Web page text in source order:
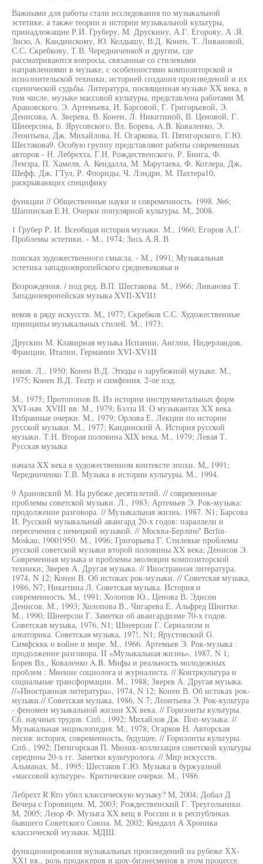
Важными для работы стали исследования по музыкальной
эстетике, а также теории и истории музыкальной культуры,
принадлежащие Р.И. Груберу, М. Друскину, А.Г. Егорову, А .Я.
Зисю, А. Кандинскому, Ю. Келдышу, В.Д. Конен, Т. Ливановой,
С.С. Скребкову, Т.В. Чередниченко8 и другим, где
рассматриваются вопросы, связанные со стилевыми
направлениями в музыке, с особенностями композиторской и
исполнительской техники, историей создания произведений и их
сценической судьбы. Литература, посвященная музыке XX века, в
том числе, музыке массовой культуры, представлена работами М.
Арановского, Э. Артемьева, И. Барсовой, Г. Григорьевой, Э.
Денисова, А. Зверева, В. Конен, Л. Никитиной, В. Ценовой, Г.
Шнеерсона, Б. Ярусовского, Вл. Борева, A.B. Коваленко, Э.
Леонтьева, Дж. Михайлова, Н. Огаркова, П. Пятигорского, Г.Ю.
Шестакова9. Особую группу представляют работы современных
авторов - Н. Лебрехта, Г.Н. Рождественского, Р. Бинга, Ф.
Лемэра, П. Хамеля, А. Кендалла, М. Марутаева, Ф. Котлера, Дж,
Шефф, Дж. ГТул, Р. Флориды, Ч. Лэндри, М. Пахтера10,
раскрывающих специфику
функции // Общественные науки и современность. 1998. №6;
Шапинская E.H. Очерки популярной культуры. М„ 2008.
1 Грубер Р. И. Всеобщая история музыки. М., 1960; Егоров А.Г.
Проблемы эстетики. - М., 1974; Зись А.Я. В
поисках художественного смысла. - М., 1991; Музыкальная
эстетика западноевропейского средневековья и
Возрождения. / под ред. В.П. Шестакова. М., 1966; Ливанова Т.
Западноевропейская музыка XVII-XVII1
веков в ряду искусств. М„ 1977; Скребков С.С. Художественные
принципы музыкальных стилей. М., 1973;
Друскин М. Клавирная музыка Испании, Англии, Нидерландов,
Франции, Италии, Германии XVI-XV1II
веков. Л., 1950; Конен В.Д. Этюды о зарубежной музыке. М.,
1975; Конен В.Д. Театр и симфония. 2-ое изд.
М., 1975; Протопопов В. Из истории инструментальных форм
XVI-нач. XVIII вв. М., 1979; Бэлза И. О музыкантах XX века.
Избранные очерки. М., 1979; Орлова Е. Лекции по истории
русской музыки. М., 1977; Кандинский А. История русской
музыки. Т.Н. Вторая половина XIX века. М., 1979; Левая Т.
Русская музыка
начала XX века в художественном контексте эпохи. М„ 1991;
Чередниченко Т.В. Музыка в истории культуры. М., 1994.
9 Арановский М. На рубеже десятилетий. // современные
проблемы советской музыки. Л., 1983; Артемьев Э. Рок-музыка:
продолжение разговора. // Музыкальная жизнь. 1987. N1; Барсова
И. Русский музыкальный авангард 20-х годов: параллели и
пересечения с немецкой музыкой. // Москва-Берлин/' Berlin-
Moskau, 19001950. М., 1996; Григорьева Г. Стилевые проблемы
русской советской музыки второй половины XX века; Денисов Э.
Современная музыка и проблемы эволюции композиторской
техники; Зверев А. Другая музыка. // Иностранная литература,
1974, N 12; Конен В. Об истоках рок-музыки. // Советская музыка,
1986, N7; Никитина Л. Советская музыка. История и
современность. М., 1991; Холопов Ю., Ценова В. Эдисон
Денисов. М., 1993; Холопова В., Чигарева Е. Альфред Шнитке.
М., 1990; Шнеерсон Г. Заметки об авангардизме 70-х годов.
Советская музыка, 1976, N1; Шнеерсон Г. Сериализм и
алеаторика. Советская музыка, 197!, N1; Ярустовский G.
Симфсккк о войне и мире. М., 1966. Артемьев Э. Рок-музыка :
продолжение разговора. II «Музыкальная жизнь», 1987, N 1;
Борев Вл., Коваленко A.B. Мифы и реальность молодежных
проблем : Мнение социолога и журналиста. // Контркультура и
социальные трансформации. М., 1988; Зверев А. Другая музыка.
//»Иностранная литература», 1974, N 12; Конен В. Об истоках рок-
музыки.// Советская музыка, 1986, N 7; Леонтьева Э. Рок-культура
- феномен музыкальной жизни XX века. // Горизонты культуры.
Сб. научных трудов. Спб., 1992; Михайлов Дж. Поп-музыка. //
Музыкальная энциклопедия. М., 1978; Огарков H. Авторская
песня: история, современность, будущее. // Горизонты культуры.
Спб., 1992; Пятигорская П. Мюзик-холлизация советской культуры
середины 20-х гг. Заметки культуролога. // Мир искусств.
Альманах. М., 1995; Шестаков Г.Ю. Музыка в буржуазной
«массовой культуре». Критические очерки. М., 1986.
Лебрехт R Кто убил классическую музыку? М, 2004; Добал Д
Вечера с Горовицем. М, 2003; Рождественский Г. Треугольники.
М, 2005; Леюр Ф. Музыга XX вещ в России и в республиках
бывшего Советского Союза. М, 2002; Кендалл А Хроника
классической музыки. МДШ.
функционирования музыкальных произведений на рубеже ХХ-
ХХ1 вв., роль продюсеров и шоу-бизнесменов в этом процессе.